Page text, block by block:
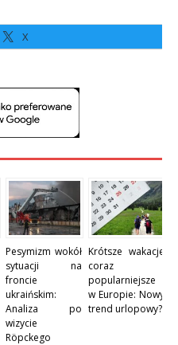
X
Pesymizm wokół
sytuacji na
froncie
ukraińskim:
Analiza po
wizycie
Röpckego
Krótsze wakacje
coraz
popularniejsze
w Europie: Nowy
trend urlopowy?